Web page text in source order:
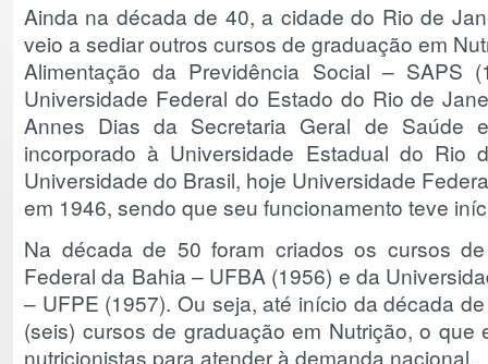
Ainda na década de 40, a cidade do Rio de
veio a sediar outros cursos de graduação em
Alimentação da Previdência Social – SAPS
Universidade Federal do Estado do Rio de
Annes Dias da Secretaria Geral de Saúde
incorporado à Universidade Estadual do Rio
Universidade do Brasil, hoje Universidade
em 1946, sendo que seu funcionamento teve
Na década de 50 foram criados os cursos
Federal da Bahia – UFBA (1956) e da
– UFPE (1957). Ou seja, até início da década
(seis) cursos de graduação em Nutrição, o que
nutricionistas para atender à demanda nacional.